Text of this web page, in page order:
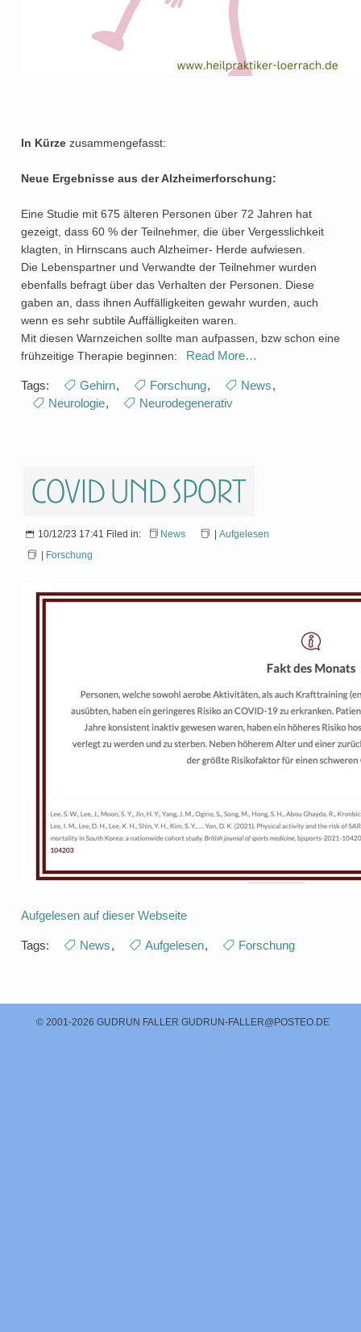
In Kürze zusammengefasst:
Neue Ergebnisse aus der Alzheimerforschung:
Eine Studie mit 675 älteren Personen über 72 Jahren hat
gezeigt, dass 60 % der Teilnehmer, die über Vergesslichkeit
klagten, in Hirnscans auch Alzheimer- Herde aufwiesen.
Die Lebenspartner und Verwandte der Teilnehmer wurden
ebenfalls befragt über das Verhalten der Personen. Diese
gaben an, dass ihnen Auffälligkeiten gewahr wurden, auch
wenn es sehr subtile Auffälligkeiten waren.
Mit diesen Warnzeichen sollte man aufpassen, bzw schon eine
frühzeitige Therapie beginnen:
Read More…
Tags: Gehirn, Forschung, News,
Neurologie, Neurodegenerativ
Covid und Sport
10/12/23 17:41 Filed in: News
Aufgelesen
Forschung
Aufgelesen auf dieser Webseite
Tags: News, Aufgelesen, Forschung
© 2001-2026 GUDRUN FALLER GUDRUN-FALLER@POSTEO.DE